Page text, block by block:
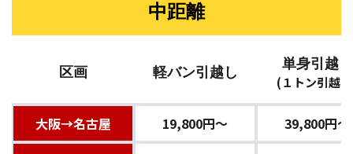
中距離
区画 軽バン引越し 単身引越し
(１トン引越
大阪→名古屋 19,800円〜
39,800円〜